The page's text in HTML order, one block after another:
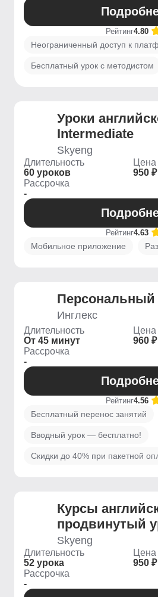
Рейтинг4.80
Неограниченный доступ к
Бесплатный урок с методистом
Уроки
Intermediate
Skyeng
Длительность
60 уроков
Цена
950 ₽
Рассрочка
-
Рейтинг4.63
Мобильное приложение
Персональный
Инглекс
Длительность
От 45 минут
Цена
960 ₽
Рассрочка
-
Рейтинг4.56
Бесплатный перенос занятий
Вводный урок — бесплатно!
Скидки до 40% при пакетной
Курсы
продвинутый
Skyeng
Длительность
52 урока
Цена
950 ₽
Рассрочка
-